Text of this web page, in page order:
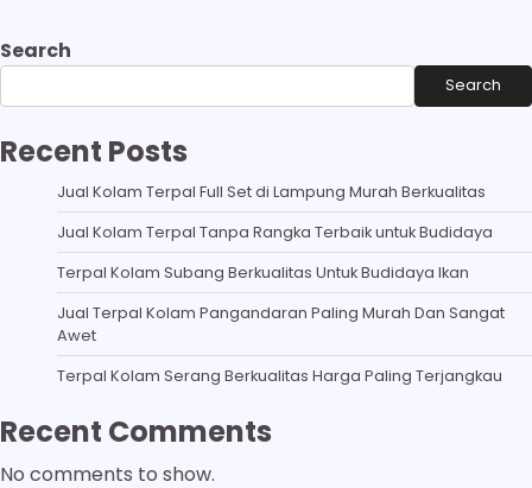
Search
Search
Recent Posts
Jual Kolam Terpal Full Set di Lampung Murah Berkualitas
Jual Kolam Terpal Tanpa Rangka Terbaik untuk Budidaya
Terpal Kolam Subang Berkualitas Untuk Budidaya Ikan
Jual Terpal Kolam Pangandaran Paling Murah Dan Sangat
Awet
Terpal Kolam Serang Berkualitas Harga Paling Terjangkau
Recent Comments
No comments to show.